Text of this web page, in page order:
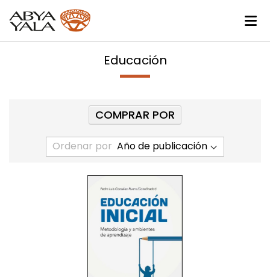
Educación
Ordenar por
COMPRAR POR